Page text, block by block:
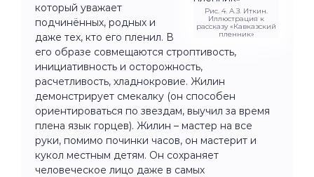
Рис. 4. А.З. Иткин.
Иллюстрация к
рассказу «Кавказский
пленник»
который уважает
подчинённых, родных и
даже тех, кто его пленил. В
его образе совмещаются строптивость,
инициативность и осторожность,
расчетливость, хладнокровие. Жилин
демонстрирует смекалку (он способен
ориентироваться по звездам, выучил за время
плена язык горцев). Жилин – мастер на все
руки, помимо починки часов, он мастерит и
кукол местным детям. Он сохраняет
человеческое лицо даже в самых